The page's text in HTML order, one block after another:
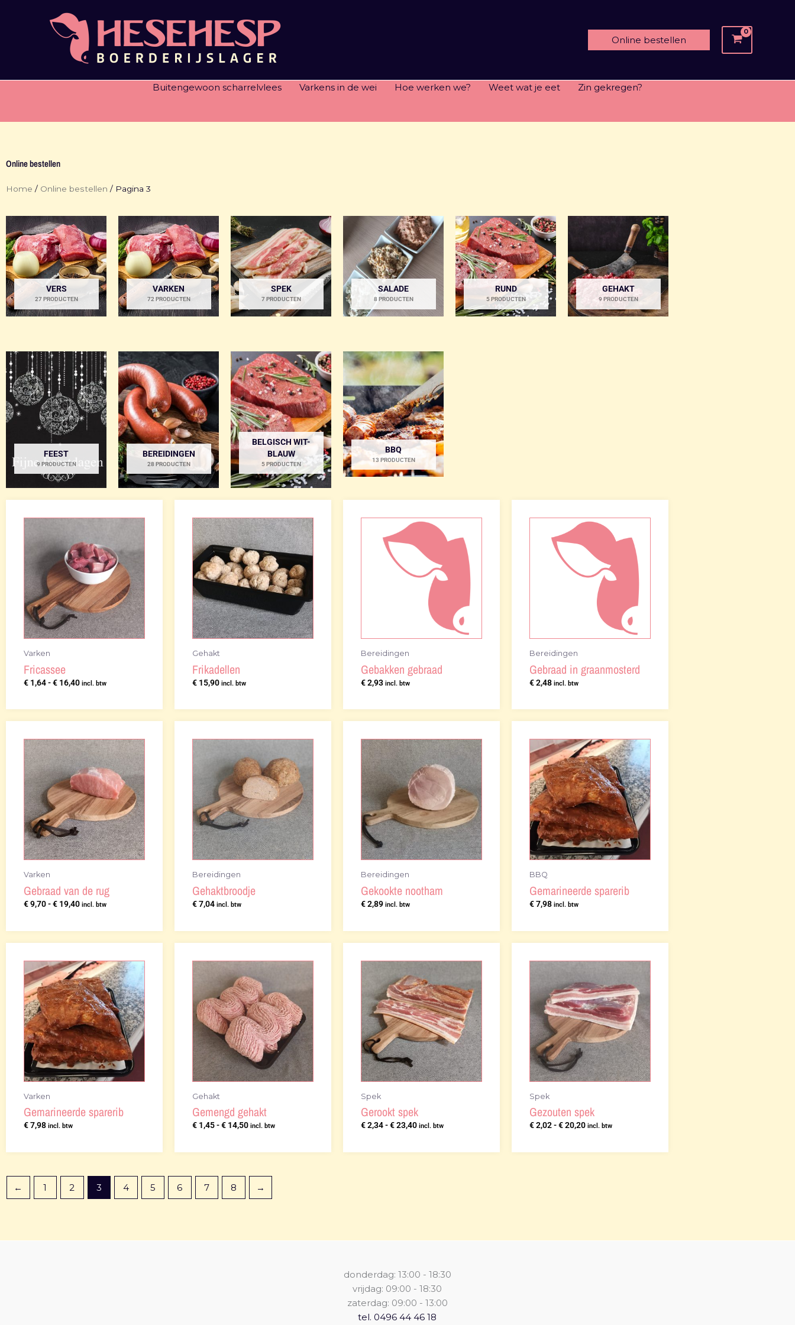
Online bestellen
Buitengewoon scharrelvlees Varkens in de wei Hoe werken we? Weet wat je eet Zin gekregen?
Online bestellen
Home / Online bestellen / Pagina 3
VERS
27 PRODUCTEN
VARKEN
72 PRODUCTEN
SPEK
7 PRODUCTEN
SALADE
8 PRODUCTEN
RUND
5 PRODUCTEN
GEHAKT
9 PRODUCTEN
FEEST
9 PRODUCTEN
BEREIDINGEN
28 PRODUCTEN
BELGISCH WIT-
BLAUW
5 PRODUCTEN
BBQ
13 PRODUCTEN
Varken
Fricassee
€ 1,64-€ 16,40 incl. btw
Gehakt
Frikadellen
€ 15,90 incl. btw
Bereidingen
Gebakken gebraad
€2,93 incl. btw
Bereidingen
Gebraad in graanmosterd
€2,48 incl. btw
Varken
Gebraad van de rug
€9,70-€ 19,40
tot
€ 19,40
incl. btw
Bereidingen
Gehaktbroodje
€7,04 incl. btw
Bereidingen
Gekookte nootham
€2,89 incl. btw
BBQ
Gemarineerde sparerib
€7,98 incl. btw
Varken
Gemarineerde sparerib
€7,98 incl. btw
Gehakt
Gemengd gehakt
€ 1,45-€ 14,50
€ 14,50
incl. btw
Spek
Gerookt spek
€2,34-€23,40
€ 23,40
incl. btw
Spek
Gezouten spek
€2,02-€20,20 incl. btw
← 1 2 3 4 5 6 7 8 →
donderdag: 13:00 - 18:30
vrijdag: 09:00 - 18:30
zaterdag: 09:00 - 13:00
tel. 0496 44 46 18